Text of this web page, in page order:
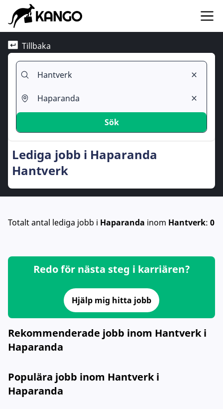
Tillbaka
Sök
Lediga jobb i Haparanda
Hantverk
Totalt antal lediga jobb i Haparanda inom Hantverk: 0
Redo för nästa steg i karriären?
Hjälp mig hitta jobb
Rekommenderade jobb inom Hantverk i
Haparanda
Populära jobb inom Hantverk i
Haparanda